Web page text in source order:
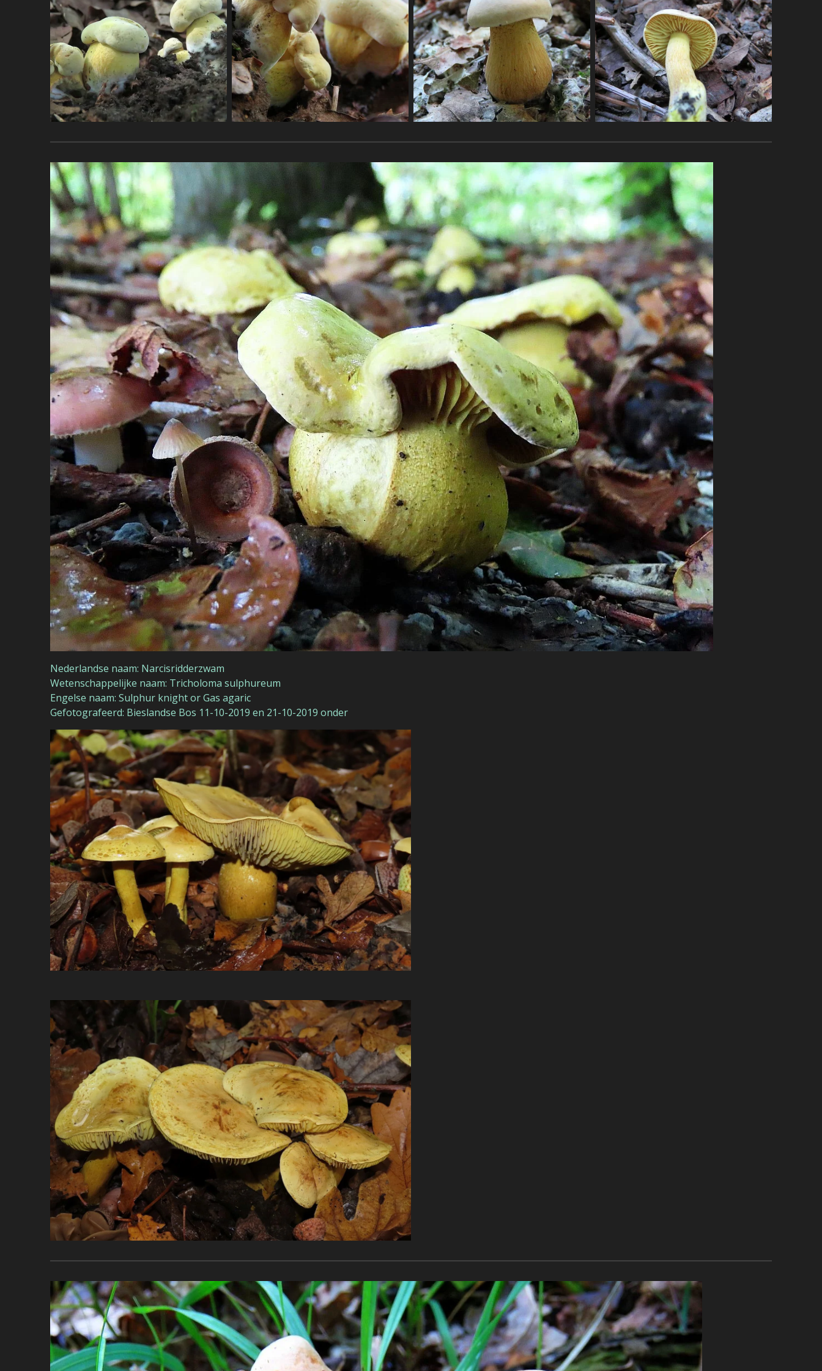
Nederlandse naam: Narcisridderzwam
Wetenschappelijke naam: Tricholoma sulphureum
Engelse naam: Sulphur knight or Gas agaric
Gefotografeerd: Bieslandse Bos 11-10-2019 en 21-10-2019 onder